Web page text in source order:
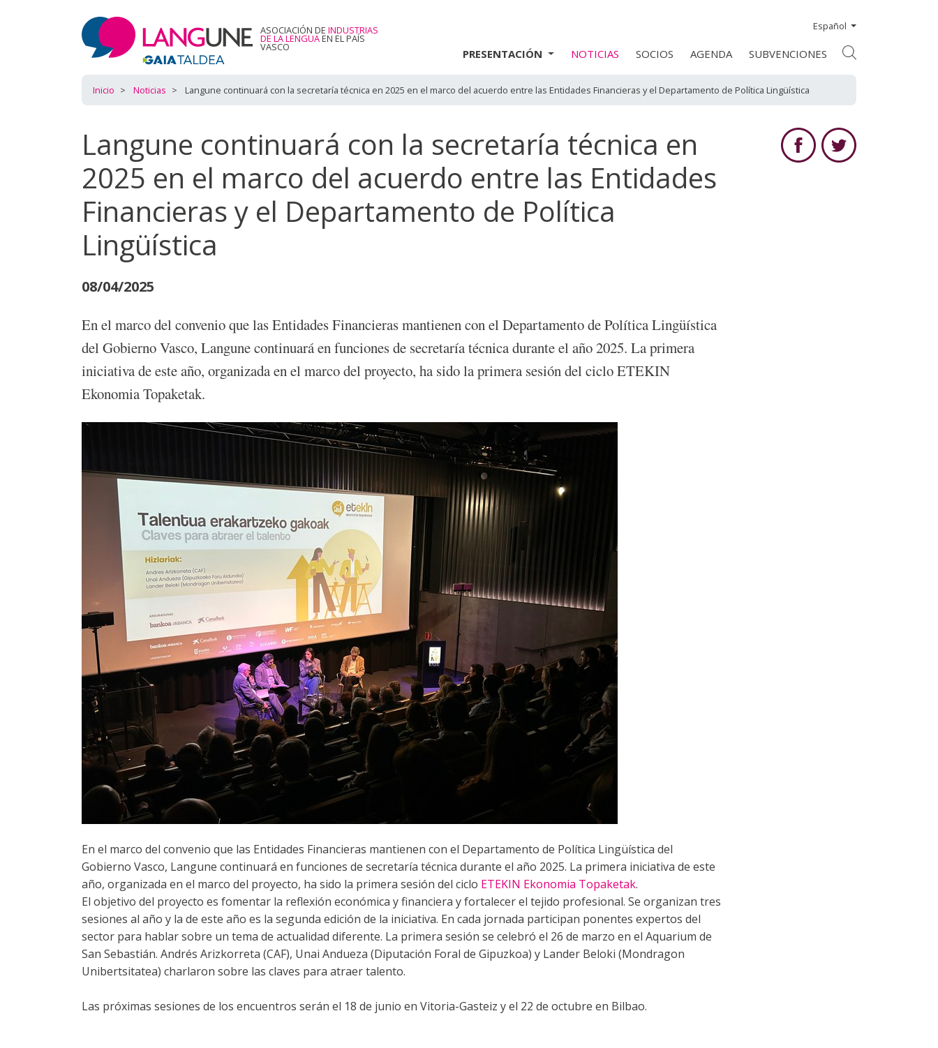
ASOCIACIÓN DE INDUSTRIAS
DE LA LENGUAEN EL PAÍS
VASCO
Español
PRESENTACIÓN NOTICIAS SOCIOS AGENDA SUBVENCIONES
Inicio Noticias Langune continuará con la secretaría técnica en 2025 en el marco del acuerdo entre las Entidades Financieras y el Departamento de Política Lingüística
Langune continuará con la secretaría técnica en
2025 en el marco del acuerdo entre las Entidades
Financieras y el Departamento de Política
Lingüística
08/04/2025
En el marco del convenio que las Entidades Financieras mantienen con el Departamento de Política Lingüística
del Gobierno Vasco, Langune continuará en funciones de secretaría técnica durante el año 2025. La primera
iniciativa de este año, organizada en el marco del proyecto, ha sido la primera sesión del ciclo ETEKIN
Ekonomia Topaketak.
En el marco del convenio que las Entidades Financieras mantienen con el Departamento de Política Lingüística del
Gobierno Vasco, Langune continuará en funciones de secretaría técnica durante el año 2025. La primera iniciativa de este
año, organizada en el marco del proyecto, ha sido la primera sesión del ciclo ETEKIN Ekonomia Topaketak.
El objetivo del proyecto es fomentar la reflexión económica y financiera y fortalecer el tejido profesional. Se organizan tres
sesiones al año y la de este año es la segunda edición de la iniciativa. En cada jornada participan ponentes expertos del
sector para hablar sobre un tema de actualidad diferente. La primera sesión se celebró el 26 de marzo en el Aquarium de
San Sebastián. Andrés Arizkorreta (CAF), Unai Andueza (Diputación Foral de Gipuzkoa) y Lander Beloki (Mondragon
Unibertsitatea) charlaron sobre las claves para atraer talento.
Las próximas sesiones de los encuentros serán el 18 de junio en Vitoria-Gasteiz y el 22 de octubre en Bilbao.